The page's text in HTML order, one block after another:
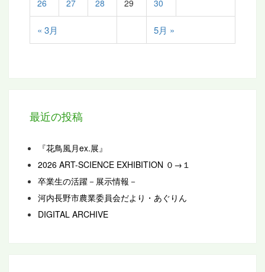
« 3月 5月 »
26 27 28 29 30
最近の投稿
『花鳥風月ex.展』
2026 ART-SCIENCE EXHIBITION ０→１
卒業生の活躍－展示情報－
河内長野市農業委員会だより・あぐりん
DIGITAL ARCHIVE